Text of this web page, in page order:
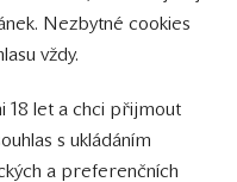
Nezbytné cookies
vždy.
18 let a chci přijmout
s ukládáním
a preferenčních